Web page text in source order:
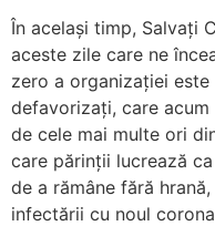
În același timp, Salvați
aceste zile care ne
zero a organizației
defavorizați, care
de cele mai multe ori
care părinții lucrează
de a rămâne fără
infectării cu noul